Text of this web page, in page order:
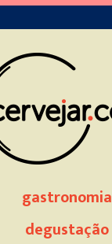
gastronomia
degustação